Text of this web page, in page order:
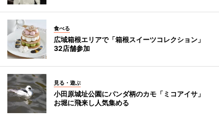
食べる
広域箱根エリアで「箱根スイーツコレクション」
32店舗参加
見る・遊ぶ
小田原城址公園にパンダ柄のカモ「ミコアイサ」
お堀に飛来し人気集める